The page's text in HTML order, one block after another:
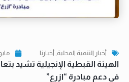
أخبار التنمية المحلية, أخبارنا مايو 28,
الهيئة القبطية الإنجيلية تشيد
في دعم مبادرة “ازرع”